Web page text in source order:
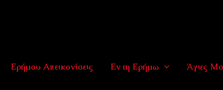
Ερήμου Απεικονίσεις Εν τη Ερήμω Άγιες